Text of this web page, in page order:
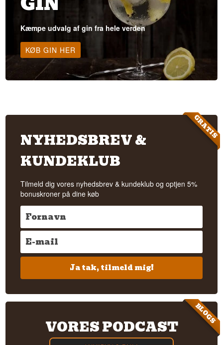
Kæmpe udvalg af gin fra hele verden
KØB GIN HER
GRATIS
NYHEDSBREV &
KUNDEKLUB
Tilmeld dig vores nyhedsbrev & kundeklub og optjen 5%
bonuskroner på dine køb
Ja tak, tilmeld mig!
BLOGS
VORES PODCAST